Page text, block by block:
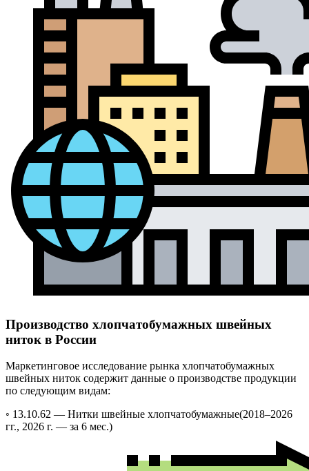
Производство хлопчатобумажных швейных
ниток в России
Маркетинговое исследование рынка хлопчатобумажных
швейных ниток содержит данные о производстве продукции
по следующим видам:
◦ 13.10.62 — Нитки швейные хлопчатобумажные(2018–2026
гг., 2026 г. — за 6 мес.)